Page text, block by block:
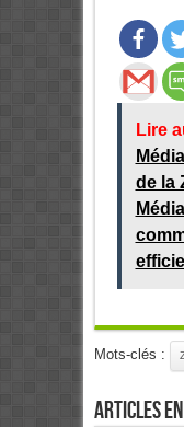
Lire
de la
Mots-clés :
Articles